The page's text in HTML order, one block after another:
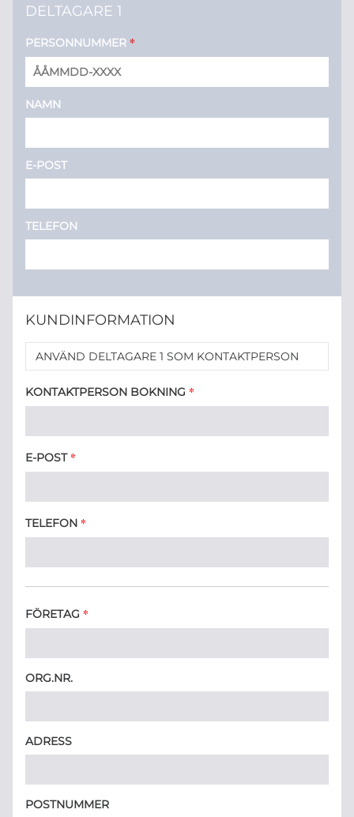
DELTAGARE 1
PERSONNUMMER *
NAMN
E-POST
TELEFON
KUNDINFORMATION
ANVÄND DELTAGARE 1 SOM KONTAKTPERSON
KONTAKTPERSON BOKNING *
E-POST *
TELEFON *
FÖRETAG *
ORG.NR.
ADRESS
POSTNUMMER